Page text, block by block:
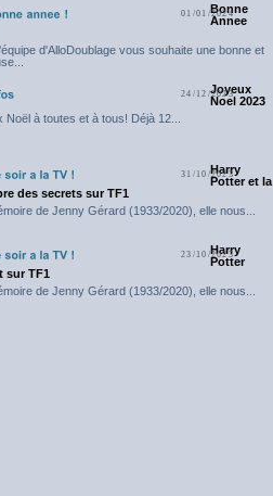
01/01/2024
Bonne
Annee
d'AlloDoublage vous souhaite une bonne et
24/12/2023
Joyeux
Noel 2023
Noël à toutes et à tous! Déjà 12...
31/10/2023
Harry
Potter et la
des secrets sur TF1
de Jenny Gérard (1933/2020), elle nous...
23/10/2023
Harry
Potter
sur TF1
de Jenny Gérard (1933/2020), elle nous...